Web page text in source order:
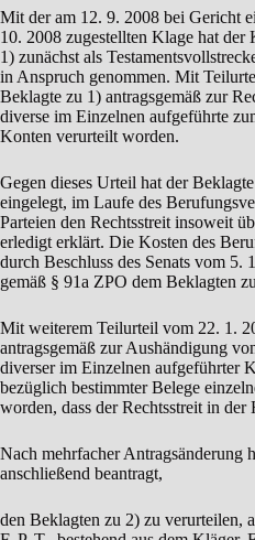
Mit der am 12. 9. 2008 bei Gericht
10. 2008 zugestellten Klage hat der
1) zunächst als
in Anspruch genommen. Mit
Beklagte zu 1) antragsgemäß zur
diverse im Einzelnen aufgeführte
Konten verurteilt worden.
Gegen dieses Urteil hat der
eingelegt, im Laufe des
Parteien den Rechtsstreit insoweit
erledigt erklärt. Die Kosten des
durch Beschluss des Senats vom 5.
gemäß § 91a ZPO dem Beklagten
Mit weiterem Teilurteil vom 22. 1.
antragsgemäß zur Aushändigung
diverser im Einzelnen aufgeführter
bezüglich bestimmter Belege
worden, dass der Rechtsstreit in der
Nach mehrfacher Antragsänderung
anschließend beantragt,
den Beklagten zu 2) zu verurteilen,